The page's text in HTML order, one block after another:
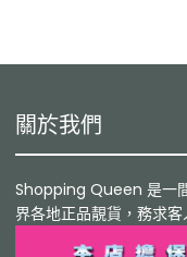
關於我們
Shopping Queen 是一
界各地正品靚貨，務求